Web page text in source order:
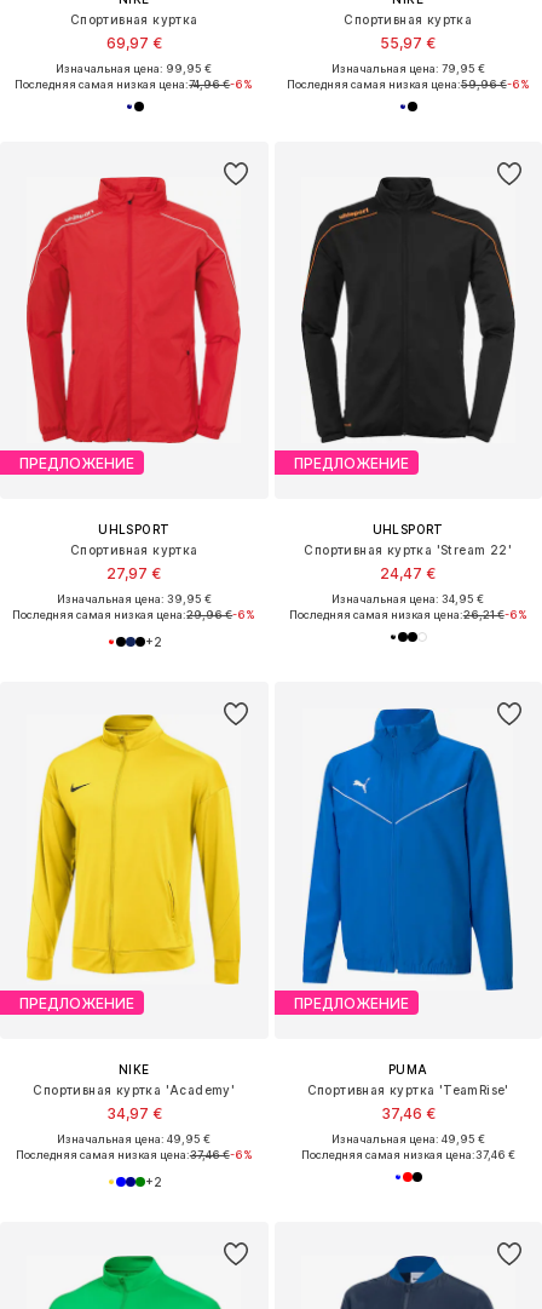
Спортивная куртка
69,97 €
Изначальная цена: 99,95 €
Последняя самая низкая цена:74,96 €-6%
Спортивная куртка
55,97 €
Изначальная цена: 79,95 €
Последняя самая низкая цена:59,96 €-6%
ПРЕДЛОЖЕНИЕ
UHLSPORT
Спортивная куртка
27,97 €
Изначальная цена: 39,95 €
Последняя самая низкая цена:29,96 €-6%
+2
ПРЕДЛОЖЕНИЕ
UHLSPORT
Спортивная куртка 'Stream 22'
24,47 €
Изначальная цена: 34,95 €
Последняя самая низкая цена:26,21 €-6%
ПРЕДЛОЖЕНИЕ
NIKE
Спортивная куртка 'Academy'
34,97 €
Изначальная цена: 49,95 €
Последняя самая низкая цена:37,46 €-6%
+2
ПРЕДЛОЖЕНИЕ
PUMA
Спортивная куртка 'TeamRise'
37,46 €
Изначальная цена: 49,95 €
Последняя самая низкая цена:37,46 €